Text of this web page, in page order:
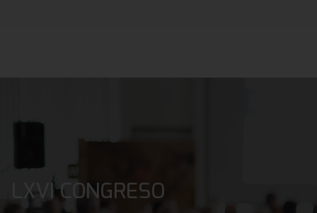
LXVI CONGRESO